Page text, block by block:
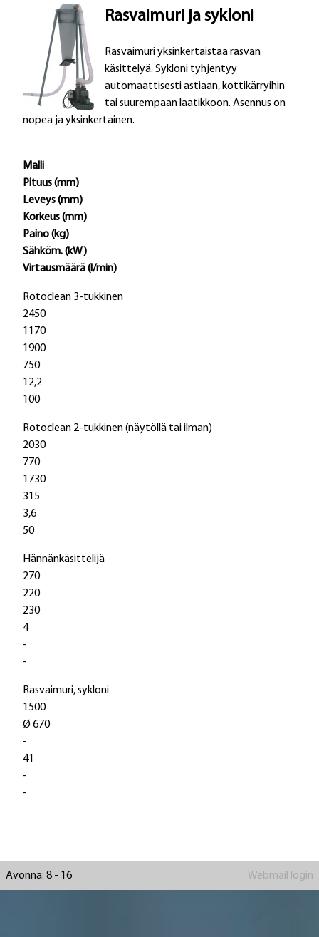
Rasvaimuri ja sykloni
Rasvaimuri yksinkertaistaa rasvan
käsittelyä. Sykloni tyhjentyy
automaattisesti astiaan, kottikärryihin
tai suurempaan laatikkoon. Asennus on
nopea ja yksinkertainen.
Malli
Pituus (mm)
Leveys (mm)
Korkeus (mm)
Paino (kg)
Sähköm. (kW)
Virtausmäärä (l/min)
Rotoclean 3-tukkinen
2450
1170
1900
750
12,2
100
Rotoclean 2-tukkinen (näytöllä tai ilman)
2030
770
1730
315
3,6
50
Hännänkäsittelijä
270
220
230
4
-
-
Rasvaimuri, sykloni
1500
Ø 670
-
41
-
-
Webmail login
Avonna: 8 - 16